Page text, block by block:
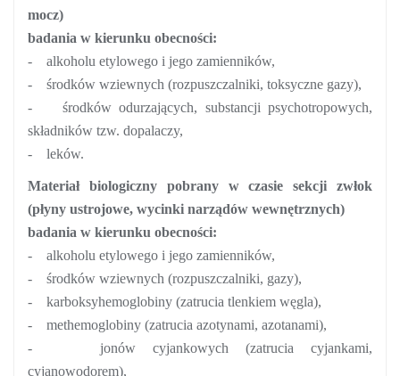
mocz)
badania w kierunku obecności:
- alkoholu etylowego i jego zamienników,
- środków wziewnych (rozpuszczalniki, toksyczne gazy),
- środków odurzających, substancji psychotropowych,
składników tzw. dopalaczy,
- leków.
Materiał biologiczny pobrany w czasie sekcji zwłok
(płyny ustrojowe, wycinki narządów wewnętrznych)
badania w kierunku obecności:
- alkoholu etylowego i jego zamienników,
- środków wziewnych (rozpuszczalniki, gazy),
- karboksyhemoglobiny (zatrucia tlenkiem węgla),
- methemoglobiny (zatrucia azotynami, azotanami),
- jonów cyjankowych (zatrucia cyjankami,
cyjanowodorem),